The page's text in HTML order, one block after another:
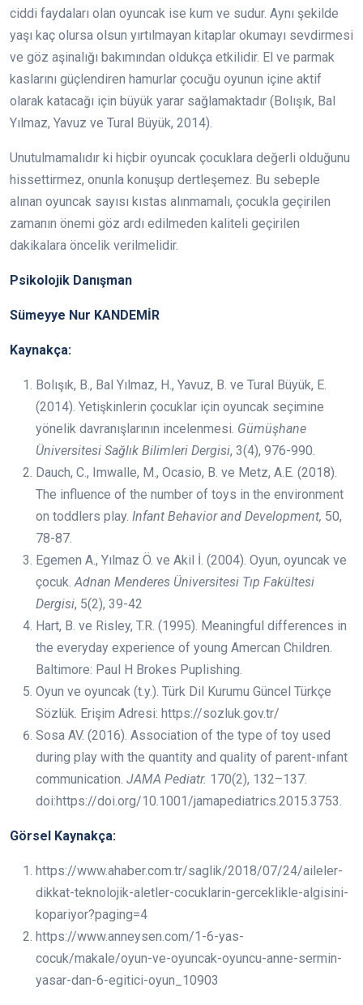
ciddi faydaları olan oyuncak ise kum ve sudur. Aynı şekilde
yaşı kaç olursa olsun yırtılmayan kitaplar okumayı sevdirmesi
ve göz aşinalığı bakımından oldukça etkilidir. El ve parmak
kaslarını güçlendiren hamurlar çocuğu oyunun içine aktif
olarak katacağı için büyük yarar sağlamaktadır (Bolışık, Bal
Yılmaz, Yavuz ve Tural Büyük, 2014).
Unutulmamalıdır ki hiçbir oyuncak çocuklara değerli olduğunu
hissettirmez, onunla konuşup dertleşemez. Bu sebeple
alınan oyuncak sayısı kıstas alınmamalı, çocukla geçirilen
zamanın önemi göz ardı edilmeden kaliteli geçirilen
dakikalara öncelik verilmelidir.
Psikolojik Danışman
Sümeyye Nur KANDEMİR
Kaynakça:
Bolışık, B., Bal Yılmaz, H., Yavuz, B. ve Tural Büyük, E.
(2014). Yetişkinlerin çocuklar için oyuncak seçimine
yönelik davranışlarının incelenmesi. Gümüşhane
Üniversitesi Sağlık Bilimleri Dergisi, 3(4), 976-990.
Dauch, C., Imwalle, M., Ocasio, B. ve Metz, A.E. (2018).
The influence of the number of toys in the environment
on toddlers play. Infant Behavior and Development, 50,
78-87.
Egemen A., Yılmaz Ö. ve Akil İ. (2004). Oyun, oyuncak ve
çocuk. Adnan Menderes Üniversitesi Tıp Fakültesi
Dergisi, 5(2), 39-42
Hart, B. ve Risley, T.R. (1995). Meaningful differences in
the everyday experience of young Amercan Children.
Baltimore: Paul H Brokes Puplishing.
Oyun ve oyuncak (t.y.). Türk Dil Kurumu Güncel Türkçe
Sözlük. Erişim Adresi: https://sozluk.gov.tr/
Sosa AV. (2016). Association of the type of toy used
during play with the quantity and quality of parent-ınfant
communication. JAMA Pediatr. 170(2), 132–137.
doi:https://doi.org/10.1001/jamapediatrics.2015.3753.
Görsel Kaynakça:
https://www.ahaber.com.tr/saglik/2018/07/24/aileler-
dikkat-teknolojik-aletler-cocuklarin-gerceklikle-algisini-
kopariyor?paging=4
https://www.anneysen.com/1-6-yas-
cocuk/makale/oyun-ve-oyuncak-oyuncu-anne-sermin-
yasar-dan-6-egitici-oyun_10903